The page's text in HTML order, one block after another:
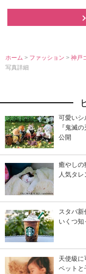
ホーム > ファッション>神戸
写真詳細
可愛いシ
『鬼滅
公開
癒やしの
人気タ
スタバ新
いくつ
天使級に
ペットと